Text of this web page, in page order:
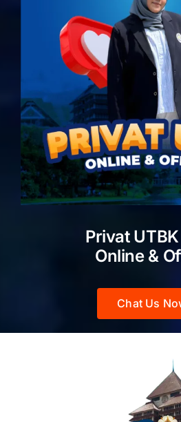
Privat
Online &
Chat Us